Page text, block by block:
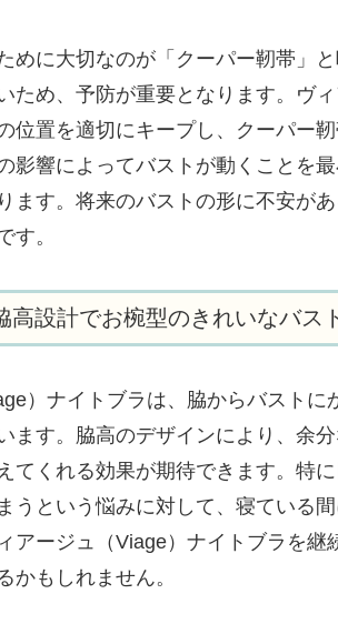
めに大切なのが「クーパー靭帯」
ため、予防が重要となります。ヴ
位置を適切にキープし、クーパー
影響によってバストが動くことを
ます。将来のバストの形に不安が
す。
高設計でお椀型のきれいなバス
）ナイトブラは、脇からバスト
ます。脇高のデザインにより、余
てくれる効果が期待できます。特
うという悩みに対して、寝ている
アージュ（Viage）ナイトブラを
かもしれません。